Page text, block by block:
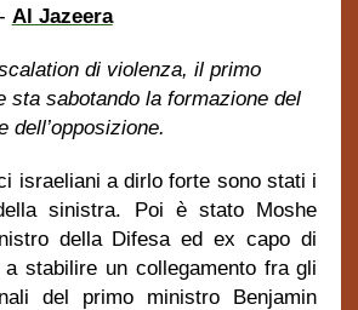
Al Jazeera
di violenza, il primo
sta sabotando la formazione del
dell’opposizione.
israeliani a dirlo forte sono stati i
sinistra. Poi è stato Moshe
della Difesa ed ex capo di
stabilire un collegamento fra gli
del primo ministro Benjamin